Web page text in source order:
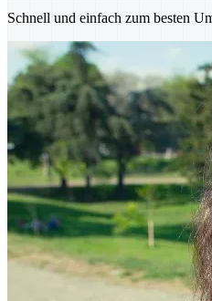
Schnell und einfach zum besten